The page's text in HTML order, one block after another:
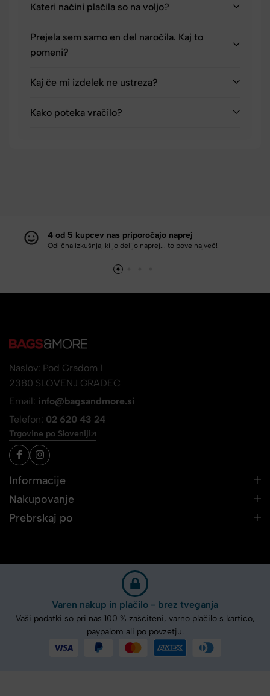
Kateri načini plačila so na voljo?
Prejela sem samo en del naročila. Kaj to
pomeni?
Kaj če mi izdelek ne ustreza?
Kako poteka vračilo?
4 od 5 kupcev nas priporočajo naprej
Odlična izkušnja, ki jo delijo naprej... to pove največ!
Naslov: Pod Gradom 1
2380 SLOVENJ GRADEC
Email: info@bagsandmore.si
Telefon: 02 620 43 24
Trgovine po Sloveniji
Informacije
Nakupovanje
Prebrskaj po
Varen nakup in plačilo - brez tveganja
Vaši podatki so pri nas 100 % zaščiteni, varno plačilo s kartico,
paypalom ali po povzetju.